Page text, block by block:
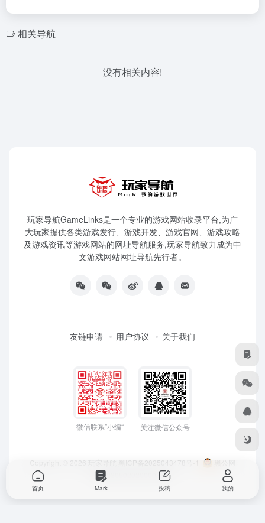
相关导航
没有相关内容!
玩家导航GameLinks是一个专业的游戏网站收录平台,为广
大玩家提供各类游戏发行、游戏开发、游戏官网、游戏攻略
及游戏资讯等游戏网站的网址导航服务,玩家导航致力成为中
文游戏网站网址导航先行者。
友链申请 用户协议 关于我们
微信联系”小编“ 关注微信公众号
Copyright © 2026 玩家导航 黑ICP备2025043478号-1
黑公网
安备23050202000033号
首页 Mark 投稿 我的